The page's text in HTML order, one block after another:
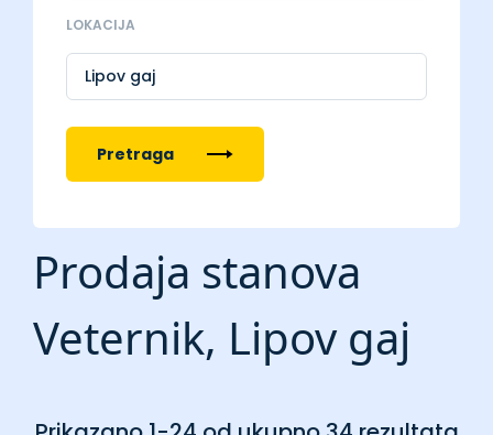
LOKACIJA
Lipov gaj
Pretraga
Prodaja stanova
Veternik, Lipov gaj